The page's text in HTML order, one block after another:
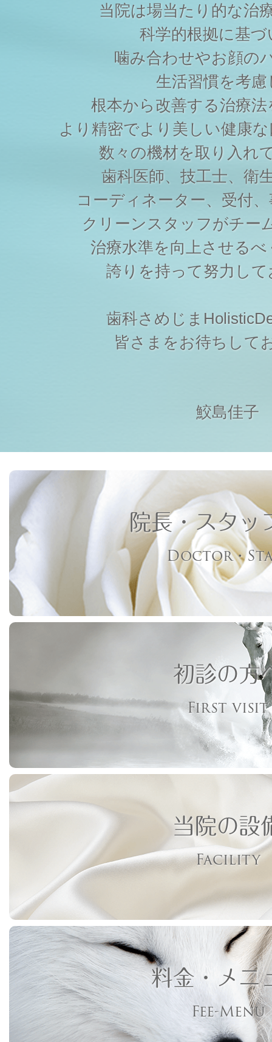
当院は場当たり的な治
科学的根拠に基づ
噛み合わせやお顔の
生活習慣を考慮
根本から改善する治療
より精密でより美しい健康
数々の機材を取り入れ
歯科医師、技工士、衛
コーディネーター、受付
クリーンスタッフがチー
治療水準を向上させる
誇りを持って努力し
歯科さめじま
皆さまをお待ちして
鮫島佳子
院長・スタッ
Doctor・
初診の方
First visit
当院の設
Facility
料金・メニ
Fee-Menu